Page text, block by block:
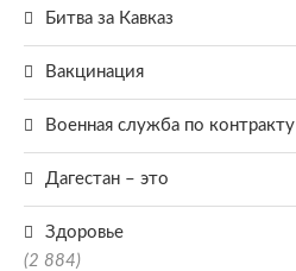
Битва за Кавказ
Вакцинация
Военная служба по контракту
Дагестан – это
Здоровье
(2 884)